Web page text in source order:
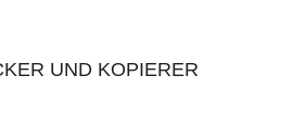
UND KOPIERER